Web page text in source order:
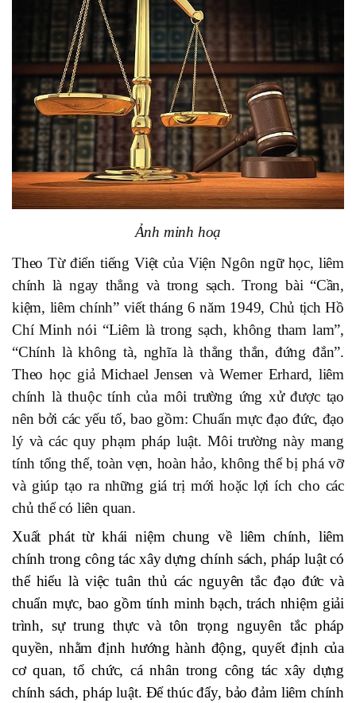
Ảnh minh hoạ
Theo Từ điển tiếng Việt của Viện Ngôn ngữ học, liêm
chính là ngay thẳng và trong sạch. Trong bài “Cần,
kiệm, liêm chính” viết tháng 6 năm 1949, Chủ tịch Hồ
Chí Minh nói “Liêm là trong sạch, không tham lam”,
“Chính là không tà, nghĩa là thẳng thắn, đứng đắn”.
Theo học giả Michael Jensen và Werner Erhard, liêm
chính là thuộc tính của môi trường ứng xử được tạo
nên bởi các yếu tố, bao gồm: Chuẩn mực đạo đức, đạo
lý và các quy phạm pháp luật. Môi trường này mang
tính tổng thể, toàn vẹn, hoàn hảo, không thể bị phá vỡ
và giúp tạo ra những giá trị mới hoặc lợi ích cho các
chủ thể có liên quan.
Xuất phát từ khái niệm chung về liêm chính, liêm
chính trong công tác xây dựng chính sách, pháp luật có
thể hiểu là việc tuân thủ các nguyên tắc đạo đức và
chuẩn mực, bao gồm tính minh bạch, trách nhiệm giải
trình, sự trung thực và tôn trọng nguyên tắc pháp
quyền, nhằm định hướng hành động, quyết định của
cơ quan, tổ chức, cá nhân trong công tác xây dựng
chính sách, pháp luật. Để thúc đẩy, bảo đảm liêm chính